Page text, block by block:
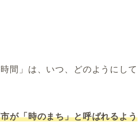
間」は、いつ、どのようにして
が「時のまち」と呼ばれるよう